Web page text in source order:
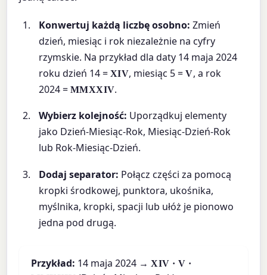
Konwertuj każdą liczbę osobno: Zmień
dzień, miesiąc i rok niezależnie na cyfry
rzymskie. Na przykład dla daty 14 maja 2024
roku dzień 14 = XIV, miesiąc 5 =V, a rok
2024 = MMXXIV.
Wybierz kolejność: Uporządkuj elementy
jako Dzień-Miesiąc-Rok, Miesiąc-Dzień-Rok
lub Rok-Miesiąc-Dzień.
Dodaj separator: Połącz części za pomocą
kropki środkowej, punktora, ukośnika,
myślnika, kropki, spacji lub ułóż je pionowo
jedna pod drugą.
Przykład: 14 maja 2024 →XIV · V ·